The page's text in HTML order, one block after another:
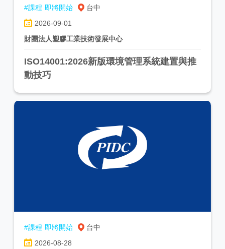
#課程 即將開始
台中
2026-09-01
財團法人塑膠工業技術發展中心
ISO14001:2026新版環境管理系統建置與推
動技巧
#課程 即將開始
台中
2026-08-28